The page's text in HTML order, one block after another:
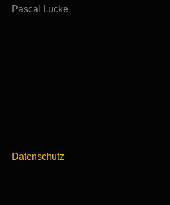
Pascal Lucke
Datenschutz